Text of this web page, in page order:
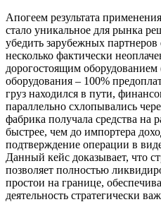
Апогеем результата
стало уникальное для рынка
убедить зарубежных партнеров
несколько фактически
дорогостоящим оборудованием
оборудования – 100%
груз находился в пути,
параллельно схлопывались
фабрика получала средства на
быстрее, чем до импортера
подтверждение операции в
Данный кейс доказывает, что
позволяет полностью
простои на границе,
деятельность стратегически